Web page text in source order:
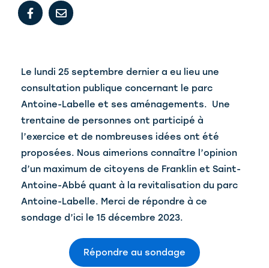
Le lundi 25 septembre dernier a eu lieu une
consultation publique concernant le parc
Antoine-Labelle et ses aménagements. Une
trentaine de personnes ont participé à
l’exercice et de nombreuses idées ont été
proposées. Nous aimerions connaître l’opinion
d’un maximum de citoyens de Franklin et Saint-
Antoine-Abbé quant à la revitalisation du parc
Antoine-Labelle. Merci de répondre à ce
sondage d’ici le 15 décembre 2023.
Répondre au sondage